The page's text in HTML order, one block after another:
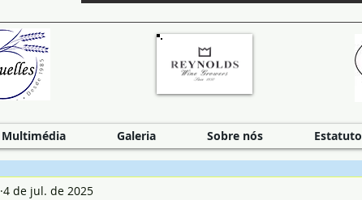
Multimédia Galeria Sobre nós Estatuto
4 de jul. de 2025